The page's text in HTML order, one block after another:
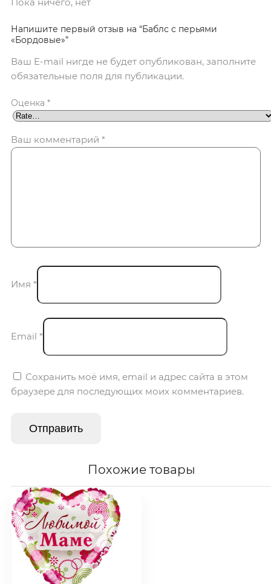
Пока ничего, нет
Напишите первый отзыв на “Баблс с перьями
«Бордовые»”
Ваш E-mail нигде не будет опубликован, заполните
обязательные поля для публикации.
Оценка *
Ваш комментарий *
Имя *
Email *
Сохранить моё имя, email и адрес сайта в этом
браузере для последующих моих комментариев.
Похожие товары